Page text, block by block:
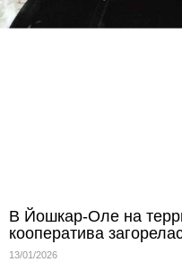
В Йошкар-Оле на
кооператива
13/01/2026